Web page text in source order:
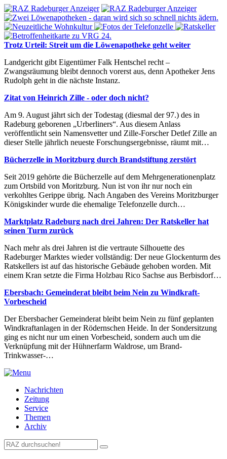
Trotz Urteil: Streit um die Löwenapotheke geht weiter
Landgericht gibt Eigentümer Falk Hentschel recht –
Zwangsräumung bleibt dennoch vorerst aus, denn Apotheker Jens
Rudolph geht in die nächste Instanz.
Zitat von Heinrich Zille - oder doch nicht?
Am 9. August jährt sich der Todestag (diesmal der 97.) des in
Radeburg geborenen „Urberliners“. Aus diesem Anlass
veröffentlicht sein Namensvetter und Zille-Forscher Detlef Zille an
dieser Stelle jährlich neueste Forschungsergebnisse, räumt mit…
Bücherzelle in Moritzburg durch Brandstiftung zerstört
Seit 2019 gehörte die Bücherzelle auf dem Mehrgenerationenplatz
zum Ortsbild von Moritzburg. Nun ist von ihr nur noch ein
verkohltes Gerippe übrig. Nach Angaben des Vereins Moritzburger
Königskinder wurde die ehemalige Telefonzelle durch…
Marktplatz Radeburg nach drei Jahren: Der Ratskeller hat
seinen Turm zurück
Nach mehr als drei Jahren ist die vertraute Silhouette des
Radeburger Marktes wieder vollständig: Der neue Glockenturm des
Ratskellers ist auf das historische Gebäude gehoben worden. Mit
einem Kran setzte die Firma Holzbau Rico Sachse aus Berbisdorf…
Ebersbach: Gemeinderat bleibt beim Nein zu Windkraft-
Vorbescheid
Der Ebersbacher Gemeinderat bleibt beim Nein zu fünf geplanten
Windkraftanlagen in der Rödernschen Heide. In der Sondersitzung
ging es nicht nur um einen Vorbescheid, sondern auch um die
Verknüpfung mit der Hühnerfarm Waldrose, um Brand-
Trinkwasser-…
Nachrichten
Zeitung
Service
Themen
Archiv